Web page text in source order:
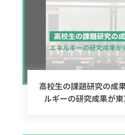
高校生の課題研究の
ルギーの研究成果が